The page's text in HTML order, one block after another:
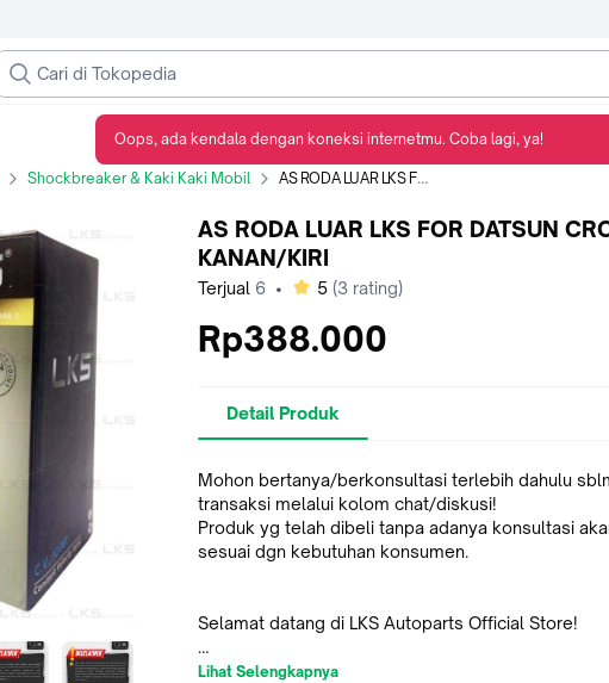
Shockbreaker & Kaki Kaki Mobil AS RODA LUAR LKS FOR DATSUN CROSS 2018-ON KANAN/KIRI
AS RODA LUAR LKS FOR DATSUN
KANAN/KIRI
Terjual 6 • bintang
5 (3 rating)
Rp388.000
Detail Produk
Mohon bertanya/berkonsultasi terlebih dahulu
transaksi melalui kolom chat/diskusi!
Produk yg telah dibeli tanpa adanya konsultasi
sesuai dgn kebutuhan konsumen.
Selamat datang di LKS Autoparts Official Store!
Lihat Selengkapnya
Oops, ada kendala dengan koneksi internetmu. Coba lagi, ya!